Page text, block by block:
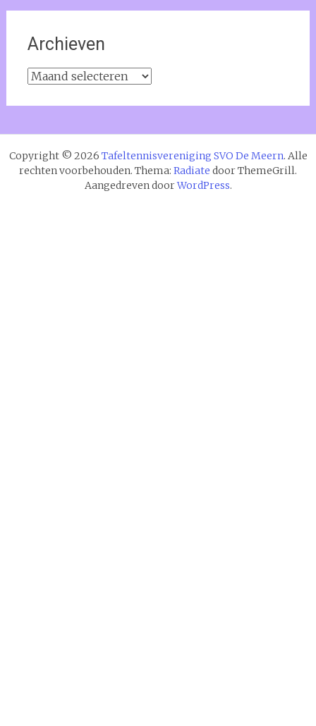
Archieven
Archieven
Copyright © 2026 Tafeltennisvereniging SVO De Meern. Alle
rechten voorbehouden. Thema: Radiate door ThemeGrill.
Aangedreven doorWordPress.